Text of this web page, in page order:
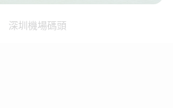
深圳機場碼頭